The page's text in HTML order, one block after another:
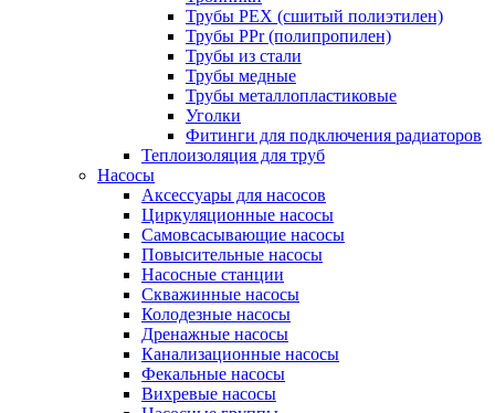
Трубы PEX (сшитый полиэтилен)
Трубы PPr (полипропилен)
Трубы из стали
Трубы медные
Трубы металлопластиковые
Уголки
Фитинги для подключения радиаторов
Теплоизоляция для труб
Насосы
Аксессуары для насосов
Циркуляционные насосы
Самовсасывающие насосы
Повысительные насосы
Насосные станции
Скважинные насосы
Колодезные насосы
Дренажные насосы
Канализационные насосы
Фекальные насосы
Вихревые насосы